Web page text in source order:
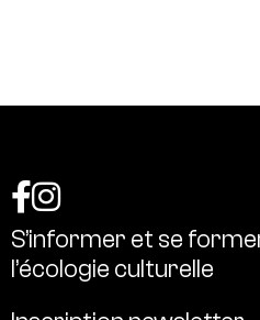
S’informer et se
l’écologie culturelle